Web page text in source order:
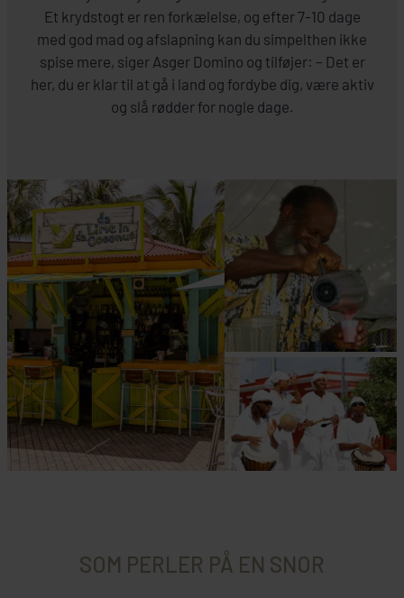
Et krydstogt er ren forkælelse, og efter 7-10 dage
med god mad og afslapning kan du simpelthen ikke
spise mere, siger Asger Domino og tilføjer: – Det er
her, du er klar til at gå i land og fordybe dig, være aktiv
og slå rødder for nogle dage.
SOM PERLER PÅ EN SNOR